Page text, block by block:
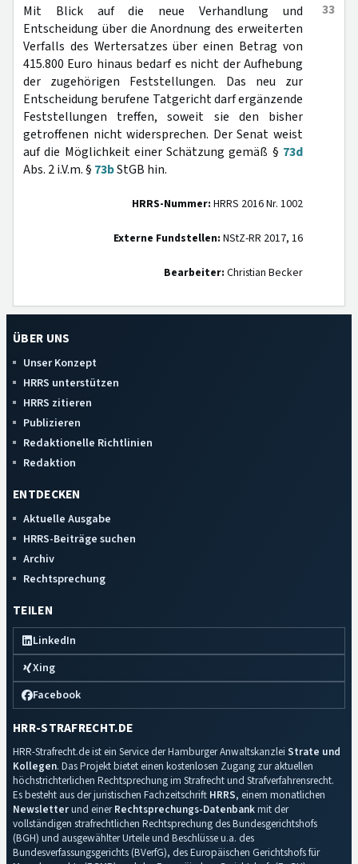
33
Mit Blick auf die neue Verhandlung und
Entscheidung über die Anordnung des erweiterten
Verfalls des Wertersatzes über einen Betrag von
415.800 Euro hinaus bedarf es nicht der Aufhebung
der zugehörigen Feststellungen. Das neu zur
Entscheidung berufene Tatgericht darf ergänzende
Feststellungen treffen, soweit sie den bisher
getroffenen nicht widersprechen. Der Senat weist
auf die Möglichkeit einer Schätzung gemäß § 73d
Abs. 2 i.V.m. § 73bStGB hin.
HRRS-Nummer: HRRS 2016 Nr. 1002
Externe Fundstellen: NStZ-RR 2017, 16
Bearbeiter: Christian Becker
ÜBER UNS
Unser Konzept
HRRS unterstützen
HRRS zitieren
Publizieren
Redaktionelle Richtlinien
Redaktion
ENTDECKEN
Aktuelle Ausgabe
HRRS-Beiträge suchen
Archiv
Rechtsprechung
TEILEN
LinkedIn
Xing
Facebook
HRR-STRAFRECHT.DE
HRR-Strafrecht.de ist ein Service der Hamburger Anwaltskanzlei Strate und
Kollegen. Das Projekt bietet einen kostenlosen Zugang zur aktuellen
höchstrichterlichen Rechtsprechung im Strafrecht und Strafverfahrensrecht.
Es besteht aus der juristischen Fachzeitschrift HRRS, einem monatlichen
Newsletterund einerRechtsprechungs-Datenbankmit der
vollständigen strafrechtlichen Rechtsprechung des Bundesgerichtshofs
(BGH) und ausgewählter Urteile und Beschlüsse u.a. des
Bundesverfassungsgerichts (BVerfG), des Europäischen Gerichtshofs für